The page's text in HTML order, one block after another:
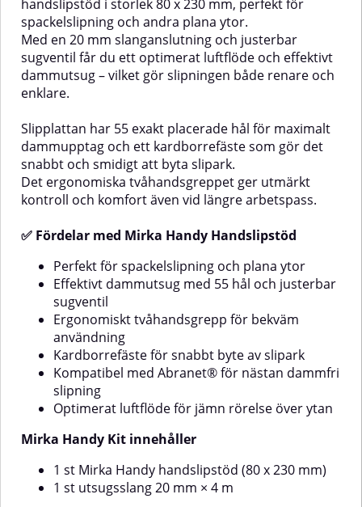
hälsosamt arbetsflöde!✅
Fördelar med Mirka Roundy
KitErgonomisk design – perfekt
formad för handenRundade hörn
för slipning i trånga utrymmen
och kanterLåg konstruktion för
maximal kontrollKan användas
hålsrondellerDammfri slipning vid
anslutning till
dammsugareKomplett kit – allt
du behöver i ett paketRoundy Kit
innehåller1 st Mirka Roundy
handslipstöd1 st slang för
P240
konstruerat för att hålla länge
utan att sätta igen eller tappa
prestanda. Det är ett perfekt val
för både professionella
användare och hemmafixare
som vill ha ett bättre slipresultat
dammfri slipning i kombination
med dammutsugHög avverkning
och lång livslängd – mycket
kostnadseffektivtÖppen struktur
som motverkar igensättningGer
ett fint och jämnt
slipmönsterPassar för både
maskinslipningKardborrefäste
används för slipning
möbeltillverkningFordonslackering
och reparationIndustri och
måleriarbetenLämpligt för
material som:Trä: ek, ask, teak,
spånskivaMetall: rostfritt stål,
kolstål, koppar, mässing,
spackel, lack, färg,
Staron®, Himacs®, Mistral® och
andra massiva
handslipstöd i storlek 80 x 230 mm, perfekt för
spackelslipning och andra plana ytor.
Med en 20 mm slanganslutning och justerbar
sugventil får du ett optimerat luftflöde och effektivt
dammutsug – vilket gör slipningen både renare och
enklare.
Slipplattan har 55 exakt placerade hål för maximalt
dammupptag och ett kardborrefäste som gör det
snabbt och smidigt att byta slipark.
Det ergonomiska tvåhandsgreppet ger utmärkt
kontroll och komfort även vid längre arbetspass.
✅ Fördelar med Mirka Handy Handslipstöd
Perfekt för spackelslipning och plana ytor
Effektivt dammutsug med 55 hål och justerbar
sugventil
Ergonomiskt tvåhandsgrepp för bekväm
användning
Kardborrefäste för snabbt byte av slipark
Kompatibel med Abranet® för nästan dammfri
slipning
Optimerat luftflöde för jämn rörelse över ytan
Mirka Handy Kit innehåller
1 st Mirka Handy handslipstöd (80 x 230 mm)
1 st utsugsslang 20 mm × 4 m